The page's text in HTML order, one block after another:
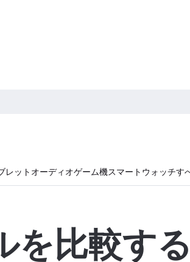
レット オーディオゲーム機スマートウォッチす
を比較す